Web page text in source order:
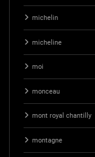
michelin
micheline
moi
monceau
mont royal chantilly
montagne